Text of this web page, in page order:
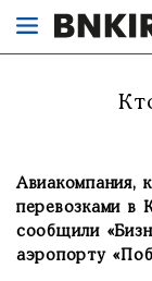
Авиакомпания,
перевозками в
сообщили
аэропорту